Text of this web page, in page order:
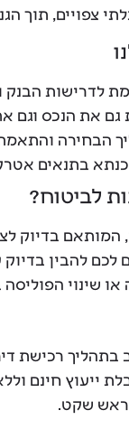
צפויים, תוך
לדרישות הבנק
גם את הנכס וגם
הבחירה
בתנאים
לביטוח?
המותאם בדיוק
לכם להבין
שינוי
רכישת
ייעוץ חינם
שקט.